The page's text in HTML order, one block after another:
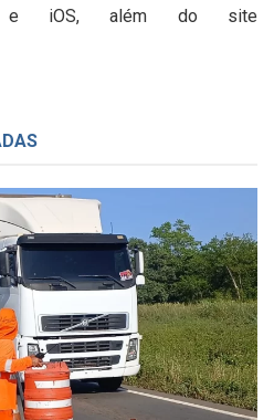
e iOS, além do site